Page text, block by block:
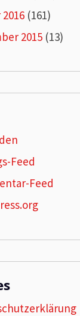
(161)
2015 (13)
Feed
Feed